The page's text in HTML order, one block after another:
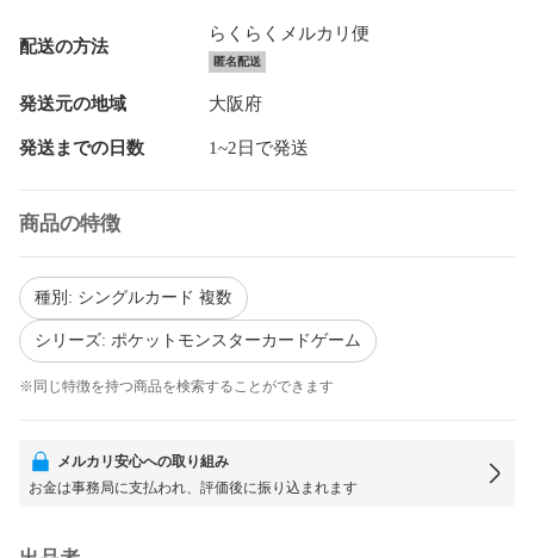
配送の方法
らくらくメルカリ便
匿名配送
発送元の地域 大阪府
発送までの日数 1~2日で発送
商品の特徴
種別: シングルカード 複数
シリーズ: ポケットモンスターカードゲーム
※同じ特徴を持つ商品を検索することができます
メルカリ安心への取り組み
お金は事務局に支払われ、評価後に振り込まれます